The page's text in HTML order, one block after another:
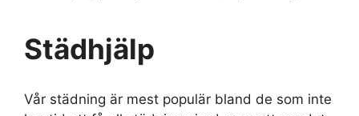
Städhjälp
Vår städning är mest populär bland de som inte